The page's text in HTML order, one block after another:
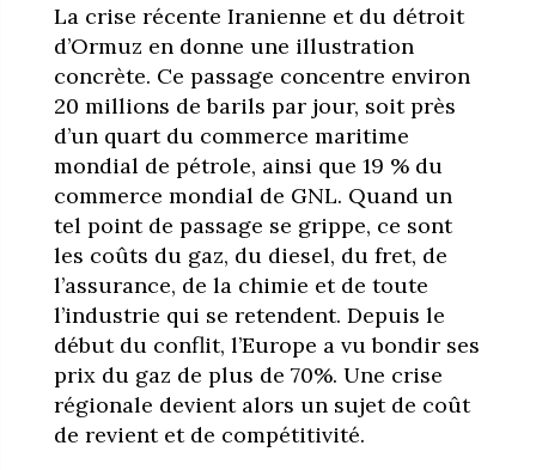
La crise récente Iranienne et du détroit
d’Ormuz en donne une illustration
concrète. Ce passage concentre environ
20 millions de barils par jour, soit près
d’un quart du commerce maritime
mondial de pétrole, ainsi que 19 % du
commerce mondial de GNL. Quand un
tel point de passage se grippe, ce sont
les coûts du gaz, du diesel, du fret, de
l’assurance, de la chimie et de toute
l’industrie qui se retendent. Depuis le
début du conflit, l’Europe a vu bondir ses
prix du gaz de plus de 70%. Une crise
régionale devient alors un sujet de coût
de revient et de compétitivité.